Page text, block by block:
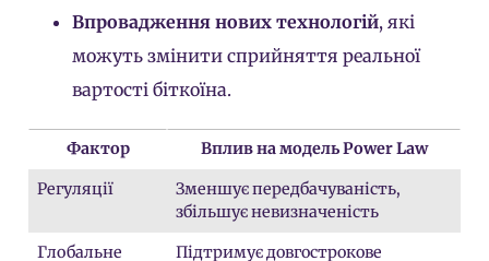
Впровадження нових технологій, які
можуть змінити сприйняття реальної
вартості біткоїна.
Фактор Вплив на модель Power Law
Регуляції
Зменшує передбачуваність,
збільшує невизначеність
Глобальне
Підтримує довгострокове